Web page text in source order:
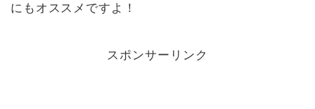
にもオススメですよ！
スポンサーリンク